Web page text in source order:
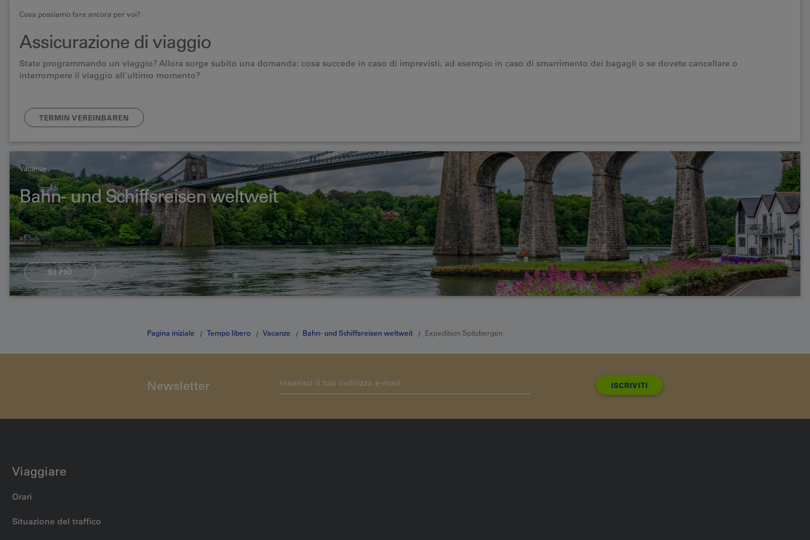
Cosa possiamo fare ancora per voi?
Assicurazione di viaggio
State programmando un viaggio? Allora sorge subito una domanda: cosa succede in caso di imprevisti, ad esempio in caso di smarrimento dei bagagli o se dovete cancellare o
interrompere il viaggio all'ultimo momento?
TERMIN VEREINBAREN
Vacanze
Bahn- und Schiffsreisen weltweit
DI PIÙ
Pagina iniziale Tempo libero Vacanze Bahn- und Schiffsreisen weltweit Expedition Spitzbergen
Newsletter ISCRIVITI
Viaggiare
Orari
Situazione del traffico